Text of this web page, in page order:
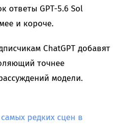
ответы GPT-5.6 Sol
и короче.
ChatGPT добавят
точнее
модели.
редких сцен в